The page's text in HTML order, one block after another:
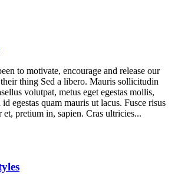
to motivate, encourage and release our
thing Sed a libero. Mauris sollicitudin
volutpat, metus eget egestas mollis,
egestas quam mauris ut lacus. Fusce risus
pretium in, sapien. Cras ultricies...